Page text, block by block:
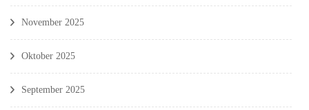
November 2025
Oktober 2025
September 2025